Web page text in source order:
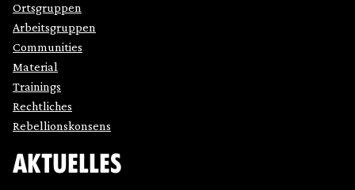
Ortsgruppen
Arbeitsgruppen
Communities
Material
Trainings
Rechtliches
Rebellionskonsens
AKTUELLES